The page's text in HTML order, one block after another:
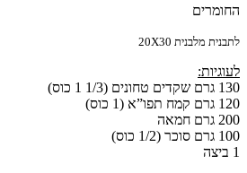
החומרים
לתבנית מלבנית 20X30
לעוגיות:
130 גרם שקדים טחונים (1/3 1 כוס)
120 גרם קמח תפו”א (1 כוס)
200 גרם חמאה
100 גרם סוכר (1/2 כוס)
1 ביצה